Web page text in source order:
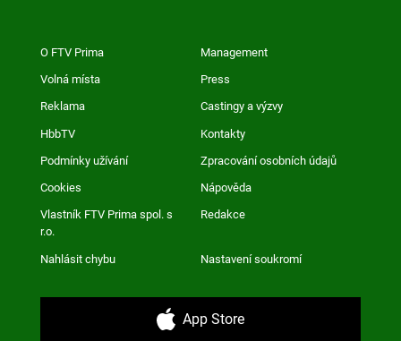
O FTV Prima Management
Volná místa Press
Reklama Castingy a výzvy
HbbTV Kontakty
Podmínky užívání Zpracování osobních údajů
Cookies Nápověda
Vlastník FTV Prima spol. s
r.o.
Redakce
Nahlásit chybu Nastavení soukromí
App Store